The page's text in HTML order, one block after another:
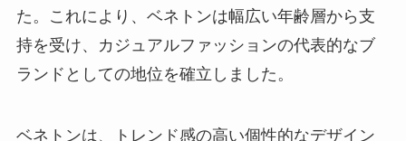
た。これにより、ベネトンは幅広い年齢層から支
持を受け、カジュアルファッションの代表的なブ
ランドとしての地位を確立しました。
ベネトンは、トレンド感の高い個性的なデザイン